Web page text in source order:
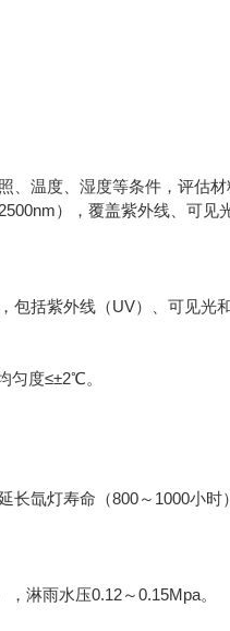
温度、湿度等条件，评估
），覆盖紫外线、可见
括紫外线（UV）、可见光和
匀度≤±2℃。
氙灯寿命（800～1000小时
淋雨水压0.12～0.15Mpa。